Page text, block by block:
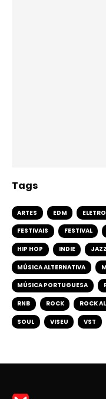
Tags
ARTES EDM
FESTIVAIS FESTIVAL
HIP HOP INDIE JAZZ
MÚSICA ALTERNATIVA
MÚSICA PORTUGUESA
RNB ROCK ROCK
SOUL VISEU VST